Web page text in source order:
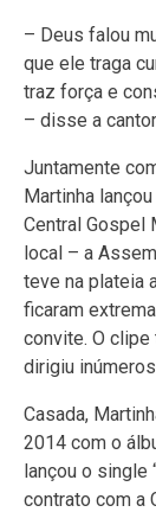
– Deus falou
que ele traga
traz força e
– disse a
Juntamente
Martinha
Central Gospel
local – a
teve na plateia
ficaram
convite. O clipe
dirigiu
Casada,
2014 com o
lançou o single
contrato com a